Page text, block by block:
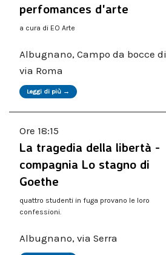
perfomances d'arte
a cura di EO Arte
Albugnano, Campo da bocce di
via Roma
Leggi di più →
Ore 18:15
La tragedia della libertà -
compagnia Lo stagno di
Goethe
quattro studenti in fuga provano le loro
confessioni.
Albugnano, via Serra